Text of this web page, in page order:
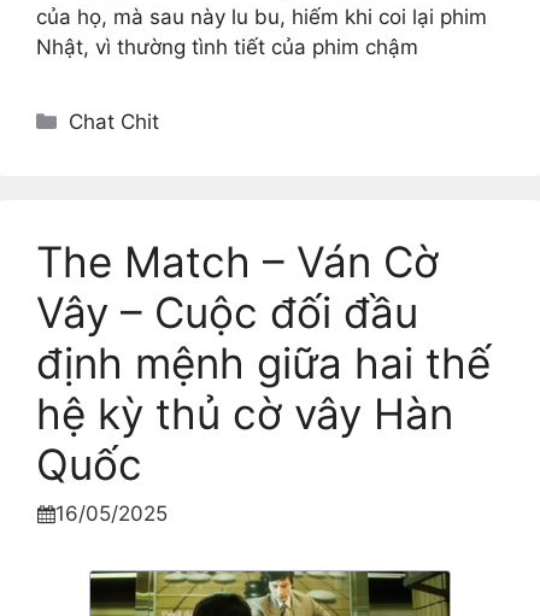
của họ, mà sau này lu bu, hiếm khi coi lại phim
Nhật, vì thường tình tiết của phim chậm
Categories
Chat Chit
The Match – Ván Cờ
Vây – Cuộc đối đầu
định mệnh giữa hai thế
hệ kỳ thủ cờ vây Hàn
Quốc
16/05/2025